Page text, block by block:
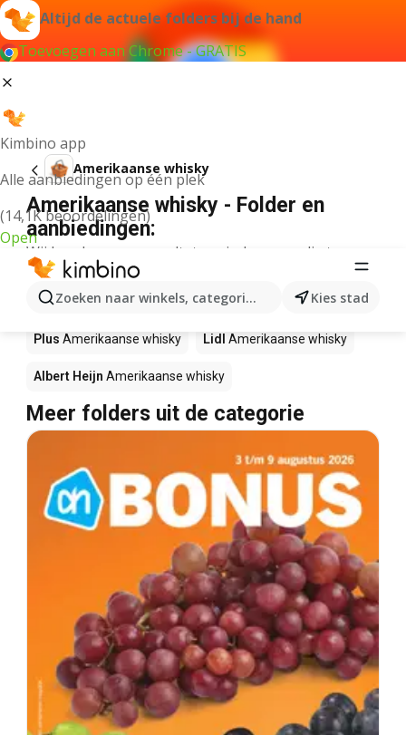
Altijd de actuele folders bij de hand
Toevoegen aan Chrome - GRATIS
Kimbino app
Alle aanbiedingen op één plek
(14,1K beoordelingen)
Open
Zoeken naar winkels, categorieën, producten...
Kies stad
Amerikaanse whisky
Amerikaanse whisky - Folder en
aanbiedingen:
Wij konden geen resultaten vinden voor die term.
Amerikaanse whisky in actie – Waar
te koop?
Plus Amerikaanse whisky Lidl Amerikaanse whisky
Albert Heijn Amerikaanse whisky
Meer folders uit de categorie